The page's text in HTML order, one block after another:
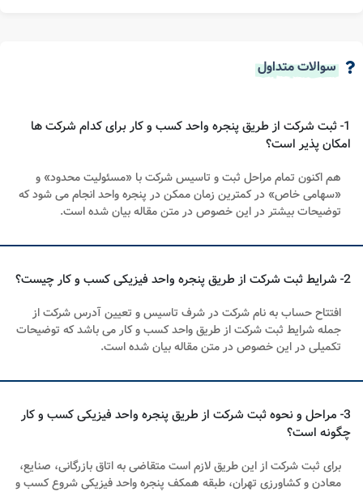
سوالات متداول
1- ثبت شرکت از طریق پنجره واحد کسب و کار برای کدام شرکت ها
امکان پذیر است؟
هم ‌اکنون تمام مراحل ثبت و تاسیس شرکت با «مسئولیت محدود» و
«سهامی خاص» در کمترین زمان ممکن در پنجره واحد انجام می‌ شود که
توضیحات بیشتر در این خصوص در متن مقاله بیان شده است.
2- شرایط ثبت شرکت از طریق پنجره واحد فیزیکی کسب و کار چیست؟
افتتاح حساب به نام شرکت در شرف تاسیس و تعیین آدرس شرکت از
جمله شرایط ثبت شرکت از طریق واحد کسب و کار می باشد که توضیحات
تکمیلی در این خصوص در متن مقاله بیان شده است.
3- مراحل و نحوه ثبت شرکت از طریق پنجره واحد فیزیکی کسب و کار
چگونه است؟
برای ثبت شرکت از این طریق لازم است متقاضی به اتاق بازرگانی، صنایع،
معادن و کشاورزی تهران، طبقه همکف پنجره واحد فیزیکی شروع کسب و